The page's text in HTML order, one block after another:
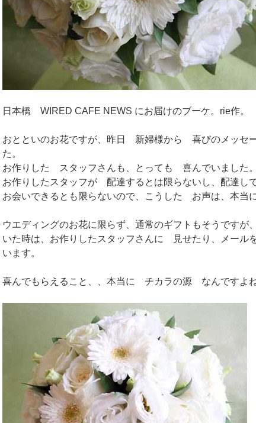
日本橋 WIRED CAFE NEWS にお届けのブーケ。rie作。
おとといのお花ですが、昨日 新婦様から 喜びのメッセ
た。
お作りした スタッフさんも、とっても 喜んでいました
お作りしたスタッフが 配達するとは限らないし、配達し
お会いできるとも限らないので、こうした お声は、本当
ウエディングのお花に限らず、通常のギフトもそうです
いた時は、お作りしたスタッフさんに 見せたり、メール
います。
喜んでもらえること、、本当に チカラの源 なんですよ